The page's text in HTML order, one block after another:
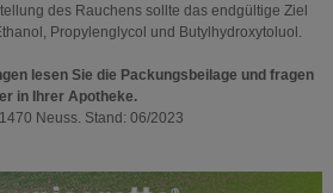
des Rauchens sollte das endgültige Ziel
Propylenglycol und Butylhydroxytoluol.
lesen Sie die Packungsbeilage und fragen
in Ihrer Apotheke.
Neuss. Stand: 06/2023